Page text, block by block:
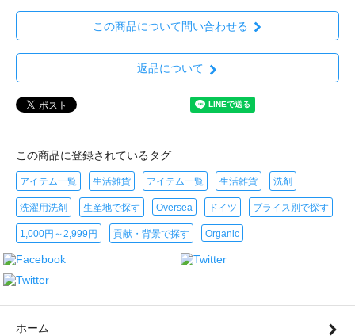
この商品について問い合わせる
返品について
この商品に登録されているタグ
アイテム一覧 生活雑貨 アイテム一覧 生活雑貨 洗剤
洗濯用洗剤 生産地で探す Oversea ドイツ プライス別で探す
1,000円～2,999円 貢献・背景で探す Organic
ホーム